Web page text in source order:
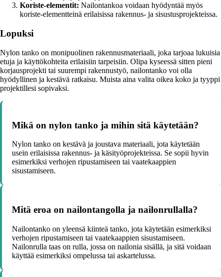
Koriste-elementit: Nailontankoa voidaan hyödyntää myös
koriste-elementteinä erilaisissa rakennus- ja sisustusprojekteissa.
Lopuksi
Nylon tanko on monipuolinen rakennusmateriaali, joka tarjoaa lukuisia
etuja ja käyttökohteita erilaisiin tarpeisiin. Olipa kyseessä sitten pieni
korjausprojekti tai suurempi rakennustyö, nailontanko voi olla
hyödyllinen ja kestävä ratkaisu. Muista aina valita oikea koko ja tyyppi
projektillesi sopivaksi.
Mikä on nylon tanko ja mihin sitä käytetään?
Nylon tanko on kestävä ja joustava materiaali, jota käytetään
usein erilaisissa rakennus- ja käsityöprojekteissa. Se sopii hyvin
esimerkiksi verhojen ripustamiseen tai vaatekaappien
sisustamiseen.
Mitä eroa on nailontangolla ja nailonrullalla?
Nailontanko on yleensä kiinteä tanko, jota käytetään esimerkiksi
verhojen ripustamiseen tai vaatekaappien sisustamiseen.
Nailonrulla taas on rulla, jossa on nailonia sisällä, ja sitä voidaan
käyttää esimerkiksi ompelussa tai askartelussa.